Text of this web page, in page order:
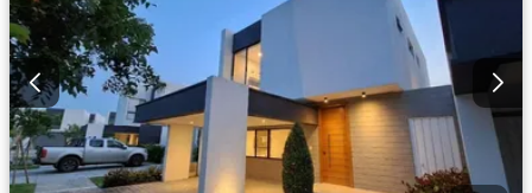
Terraza
Vista panorámica